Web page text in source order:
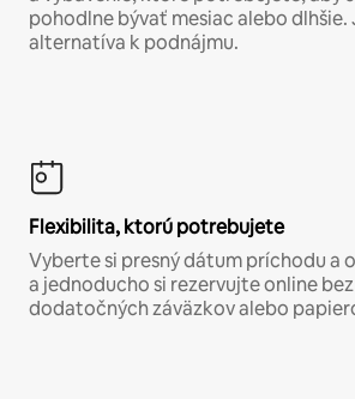
pohodlne bývať mesiac alebo dlhšie.
alternatíva k podnájmu.
Flexibilita, ktorú potrebujete
Vyberte si presný dátum príchodu a
a jednoducho si rezervujte online
dodatočných záväzkov alebo